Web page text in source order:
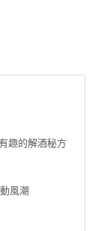
趣的解酒秘方
風潮